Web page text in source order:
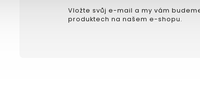
Vložte svůj e-mail a my vám
produktech na našem e-shopu.